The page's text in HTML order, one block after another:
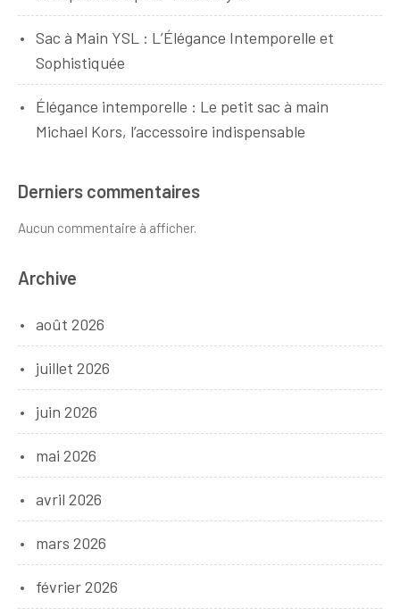
Sac à Main YSL : L’Élégance Intemporelle et
Sophistiquée
Élégance intemporelle : Le petit sac à main
Michael Kors, l’accessoire indispensable
Derniers commentaires
Aucun commentaire à afficher.
Archive
août 2026
juillet 2026
juin 2026
mai 2026
avril 2026
mars 2026
février 2026